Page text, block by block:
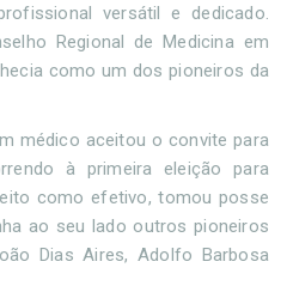
versátil e dedicado.
Regional de Medicina em
como um dos pioneiros da
médico aceitou o convite para
à primeira eleição para
como efetivo, tomou posse
ao seu lado outros pioneiros
Dias Aires, Adolfo Barbosa